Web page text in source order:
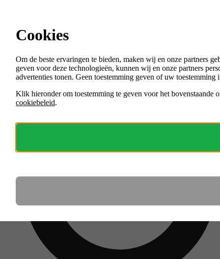
Menu
VACATURES
ORGANISATIES
Cookies
Om de beste ervaringen te bieden, maken wij en onze partners
geven voor deze technologieën, kunnen wij en onze partners
advertenties tonen. Geen toestemming geven of uw
Klik hieronder om toestemming te geven voor het bovenstaande
cookiebeleid.